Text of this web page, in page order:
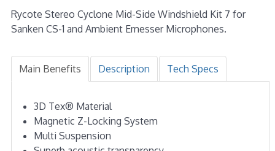
Rycote Stereo Cyclone Mid-Side Windshield Kit 7 for
Sanken CS-1 and Ambient Emesser Microphones.
Main Benefits Description Tech Specs
3D Tex® Material
Magnetic Z-Locking System
Multi Suspension